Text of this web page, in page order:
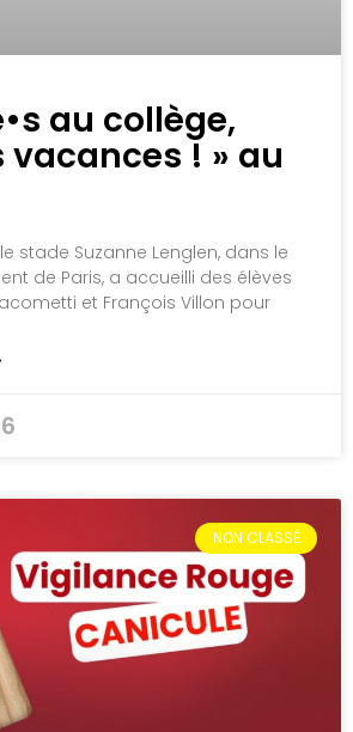
au collège,
vacances ! » au
le stade Suzanne Lenglen, dans le
de Paris, a accueilli des élèves
et François Villon pour
NON CLASSÉ